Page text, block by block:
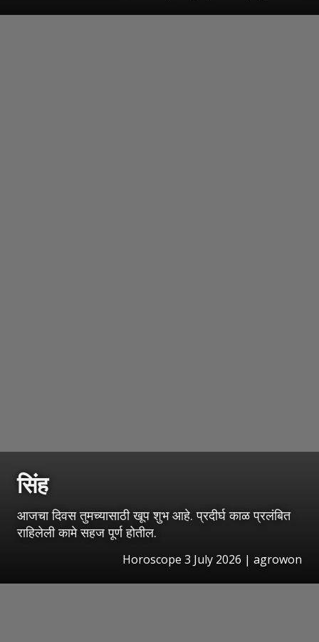
सिंह
आजचा दिवस तुमच्यासाठी खूप शुभ आहे. प्रदीर्घ काळ प्रलंबित
राहिलेली कामे सहज पूर्ण होतील.
Horoscope 3 July 2026 | agrowon